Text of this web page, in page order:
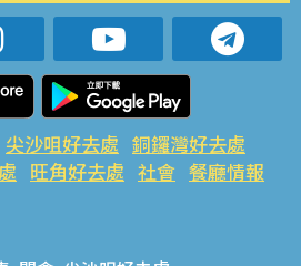
尖沙咀好去處 銅鑼灣好去處
旺角好去處 社會 餐廳情報